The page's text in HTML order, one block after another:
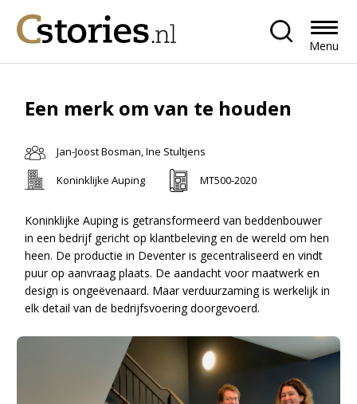
Menu
Een merk om van te houden
Jan-Joost Bosman, Ine Stultjens
Koninklijke Auping
MT500-2020
Koninklijke Auping is getransformeerd van beddenbouwer
in een bedrijf gericht op klantbeleving en de wereld om hen
heen. De productie in Deventer is gecentraliseerd en vindt
puur op aanvraag plaats. De aandacht voor maatwerk en
design is ongeëvenaard. Maar verduurzaming is werkelijk in
elk detail van de bedrijfsvoering doorgevoerd.